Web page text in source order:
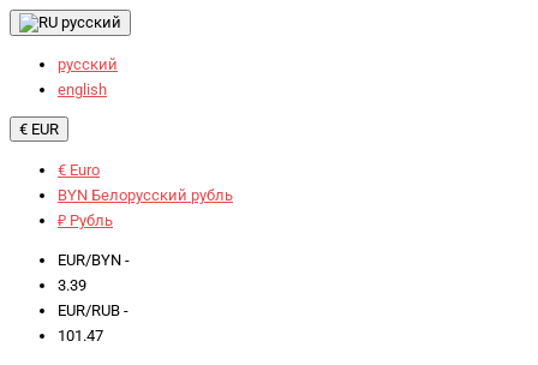
русский
русский
english
€ EUR
€ Euro
BYN Белорусский рубль
₽ Рубль
EUR/BYN -
3.39
EUR/RUB -
101.47